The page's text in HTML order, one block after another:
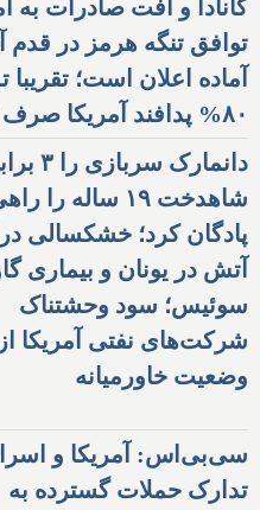
کانادا و افت صادرات به
توافق تنگه هرمز در قدم
آماده اعلان است؛
۸۰% پدافند آمریکا صرف ایران شده
دانمارک
شاهدخت ۱۹ ساله را
پادگان کرد؛ خشکسالی در
آتش در یونان و بیماری
سوئیس؛ سود وحشتناک
شرکت‌های نفتی آمریکا از
وضعیت خاورمیانه
سی‌بی‌اس: آمریکا و
تدارک حملات گسترده به